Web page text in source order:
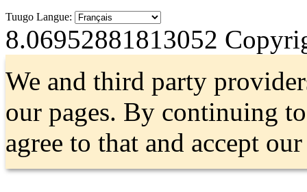
Tuugo Langue:
8.06952881813052
We and third party
our pages. By continuing
agree to that and accept